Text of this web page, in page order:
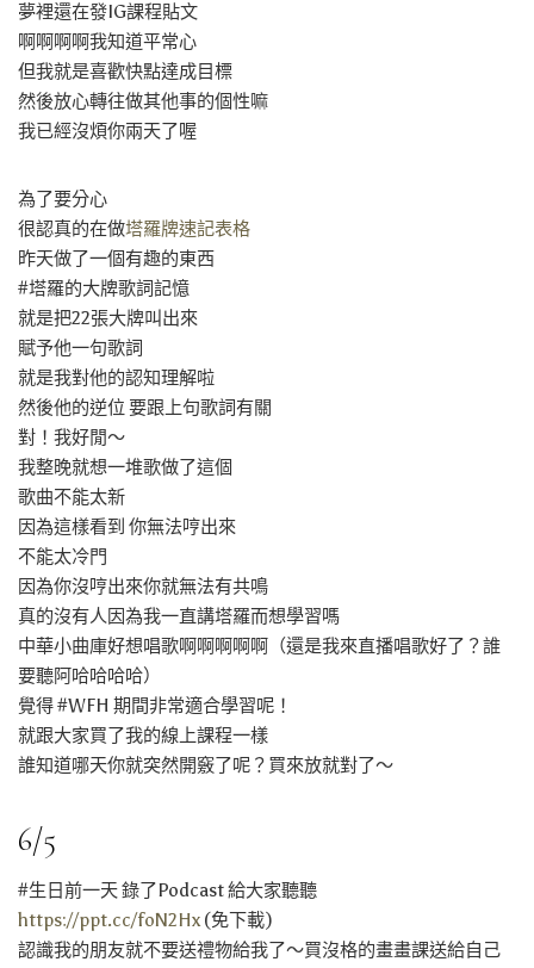
夢裡還在發IG課程貼文
啊啊啊啊我知道平常心
但我就是喜歡快點達成目標
然後放心轉往做其他事的個性嘛
我已經沒煩你兩天了喔
為了要分心
很認真的在做塔羅牌速記表格
昨天做了一個有趣的東西
#塔羅的大牌歌詞記憶
就是把22張大牌叫出來
賦予他一句歌詞
就是我對他的認知理解啦
然後他的逆位 要跟上句歌詞有關
對！我好閒～
我整晚就想一堆歌做了這個
歌曲不能太新
因為這樣看到 你無法哼出來
不能太冷門
因為你沒哼出來你就無法有共鳴
真的沒有人因為我一直講塔羅而想學習嗎
中華小曲庫好想唱歌啊啊啊啊啊（還是我來直播唱歌好了？誰
要聽阿哈哈哈哈）
覺得 #WFH 期間非常適合學習呢！
就跟大家買了我的線上課程一樣
誰知道哪天你就突然開竅了呢？買來放就對了～
6/5
#生日前一天 錄了Podcast 給大家聽聽
https://ppt.cc/foN2Hx(免下載)
認識我的朋友就不要送禮物給我了～買沒格的畫畫課送給自己